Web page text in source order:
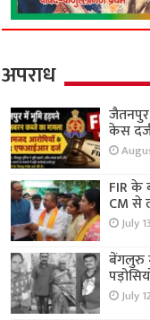
अपराध
केस
FIR के
CM से
July
बेंगलुरु
July